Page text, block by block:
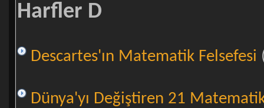
Harfler D
Descartes'ın Matematik Felsefesi
Dünya'yı Değiştiren 21